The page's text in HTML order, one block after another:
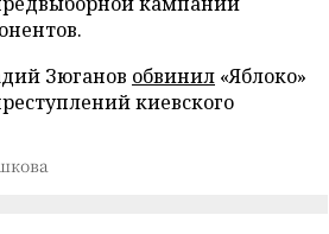
Зюганов обвинил «Яблоко»
киевского